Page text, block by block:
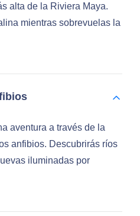
alta de la Riviera Maya.
mientras sobrevuelas la
aventura a través de la
anfibios. Descubrirás ríos
iluminadas por